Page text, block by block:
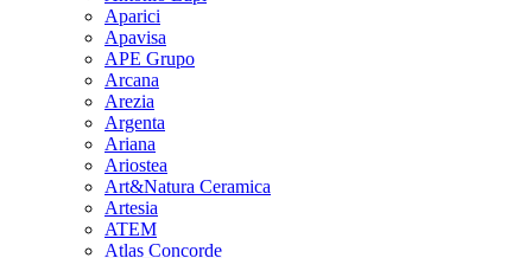
Aparici
Apavisa
APE Grupo
Arcana
Arezia
Argenta
Ariana
Ariostea
Art&Natura Ceramica
Artesia
ATEM
Atlas Concorde